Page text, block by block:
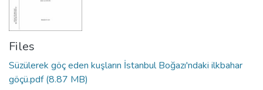
Files
Süzülerek göç eden kuşların İstanbul Boğazı'ndaki ilkbahar
göçü.pdf(8.87 MB)